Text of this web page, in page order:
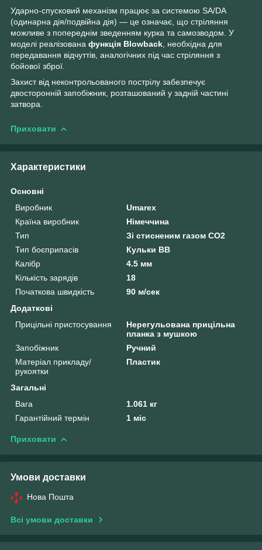
Ударно-спусковий механізм працює за системою SA/DA
(одинарна дія/подвійна дія) — це означає, що стріляння
можливе з попереднім зведенням курка та самозводом. У
моделі реалізована функція Blowback , необхідна для
передавання відчуттів, аналогічних під час стріляння з
бойової зброї.
Захист від неконтрольованого пострілу забезпечує
двосторонній запобіжник, розташований у задній частині
затвора.
Приховати
Характеристики
Основні
Виробник
Umarex
Країна виробник
Німеччина
Тип
Зі стисненим газом СО2
Тип боєприпасів
Кульки BB
Калібр
4.5 мм
Кількість зарядів
18
Початкова швидкість
90 м/сек
Додаткові
Прицільні пристосування
Нерегульована прицільна
планка з мушкою
Запобіжник
Ручний
Матеріал прикладу/
рукоятки
Пластик
Загальні
Вага
1.061 кг
Гарантійний термін
1 міс
Приховати
Умови доставки
Нова Пошта
Всі умови доставки